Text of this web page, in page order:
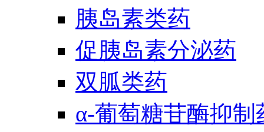
胰岛素类药
促胰岛素分泌药
双胍类药
α-葡萄糖苷酶抑制